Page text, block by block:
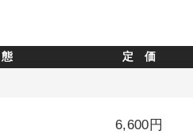
定 価
6,600円